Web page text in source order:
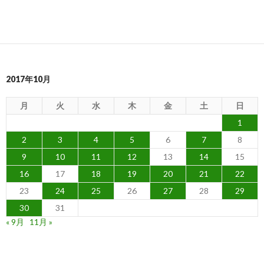
2017年10月
月 火 水 木 金 土
日
1
2
3 4 5 6 7
8
9
10 11 12 13 14
15
16
17 18 19 20 21
22
23
24 25 26 27 28
29
30
31
« 9月
11月 »